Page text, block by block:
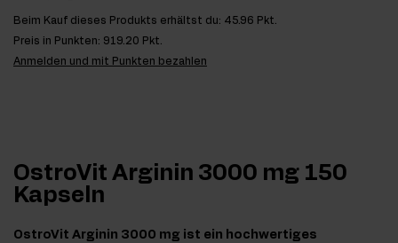
Beim Kauf dieses Produkts erhältst du: 45.96 Pkt.
Preis in Punkten: 919.20 Pkt.
Anmelden und mit Punkten bezahlen
OstroVit Arginin 3000 mg 150
Kapseln
OstroVit Arginin 3000 mg ist ein hochwertiges